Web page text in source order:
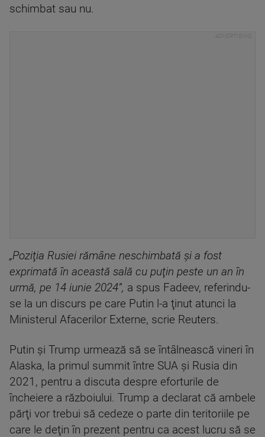
schimbat sau nu.
„Poziţia Rusiei rămâne neschimbată şi a fost
exprimată în această sală cu puţin peste un an în
urmă, pe 14 iunie 2024”, a spus Fadeev, referindu-
se la un discurs pe care Putin l-a ţinut atunci la
Ministerul Afacerilor Externe, scrie Reuters.
Putin și Trump urmează să se întâlnească vineri în
Alaska, la primul summit între SUA şi Rusia din
2021, pentru a discuta despre eforturile de
încheiere a războiului. Trump a declarat că ambele
părţi vor trebui să cedeze o parte din teritoriile pe
care le deţin în prezent pentru ca acest lucru să se